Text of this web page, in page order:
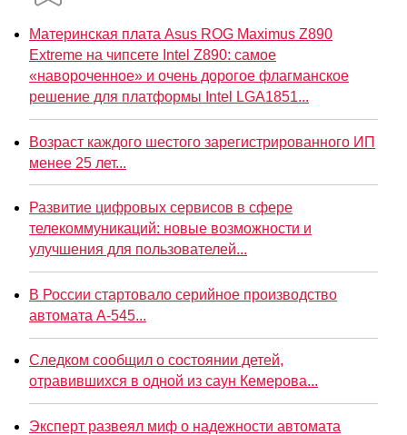
Материнская плата Asus ROG Maximus Z890
Extreme на чипсете Intel Z890: самое
«навороченное» и очень дорогое флагманское
решение для платформы Intel LGA1851...
Возраст каждого шестого зарегистрированного ИП
менее 25 лет...
Развитие цифровых сервисов в сфере
телекоммуникаций: новые возможности и
улучшения для пользователей...
В России стартовало серийное производство
автомата А-545...
Следком сообщил о состоянии детей,
отравившихся в одной из саун Кемерова...
Эксперт развеял миф о надежности автомата